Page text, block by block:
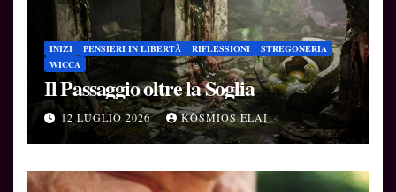
INIZI PENSIERI IN LIBERTÀ RIFLESSIONI
STREGONERIA
WICCA
Il Passaggio oltre la Soglia
12 LUGLIO 2026 KÒSMIOS ELAI